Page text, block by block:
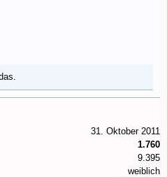
31. Oktober 2011
1.760
9.395
weiblich